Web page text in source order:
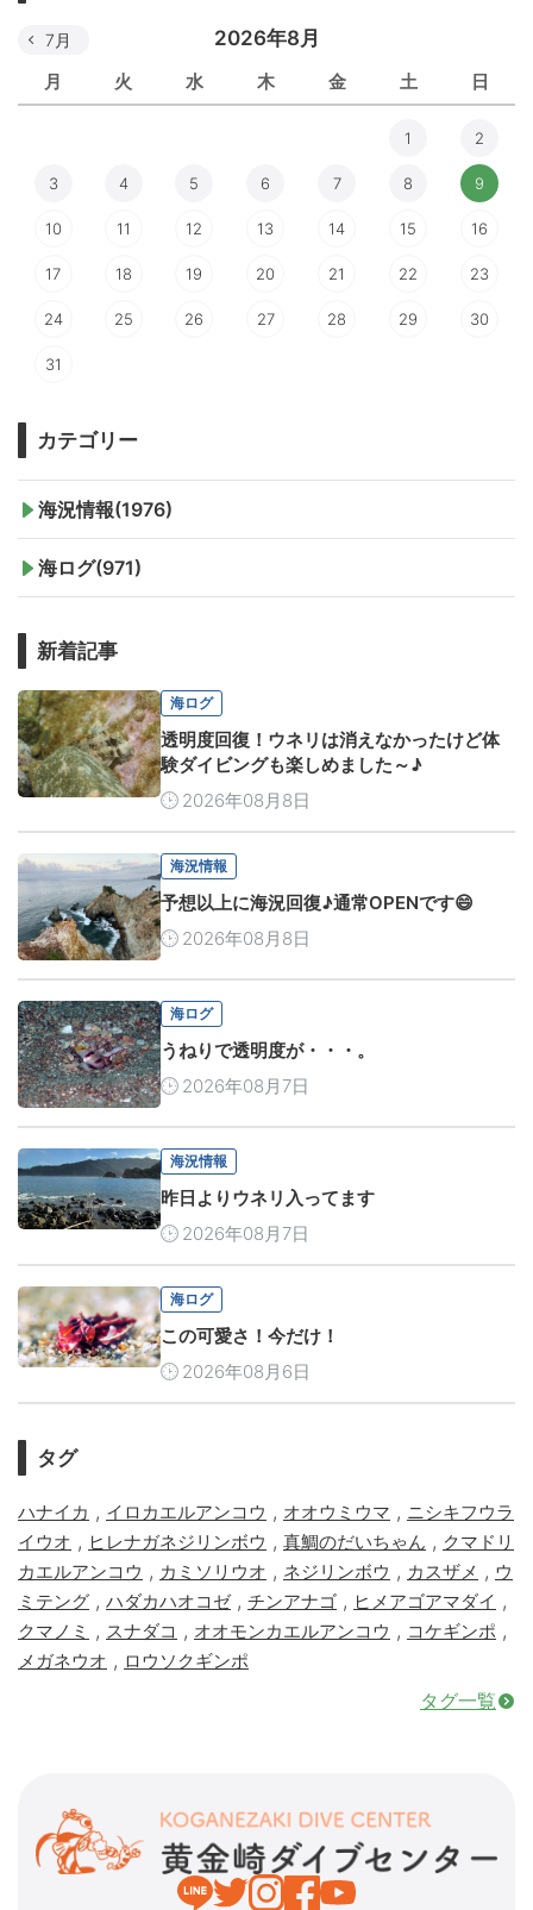
2026年8月
月 火 水 木 金 土 日
7月
1 2
3 4 5 6 7 8 9
10 11 12 13 14 15 16
17 18 19 20 21 22 23
24 25 26 27 28 29 30
31
カテゴリー
海況情報(1976)
海ログ(971)
新着記事
海ログ
透明度回復！ウネリは消えなかったけど体
験ダイビングも楽しめました～♪
2026年08月8日
海況情報
予想以上に海況回復♪通常OPENです😄
2026年08月8日
海ログ
うねりで透明度が・・・。
2026年08月7日
海況情報
昨日よりウネリ入ってます
2026年08月7日
海ログ
この可愛さ！今だけ！
2026年08月6日
タグ
ハナイカ , イロカエルアンコウ , オオウミウマ , ニシキフウラ
イウオ , ヒレナガネジリンボウ , 真鯛のだいちゃん , クマドリ
カエルアンコウ , カミソリウオ , ネジリンボウ , カスザメ , ウ
ミテング , ハダカハオコゼ, チンアナゴ , ヒメアゴアマダイ ,
クマノミ , スナダコ , オオモンカエルアンコウ , コケギンポ ,
メガネウオ , ロウソクギンポ
タグ一覧